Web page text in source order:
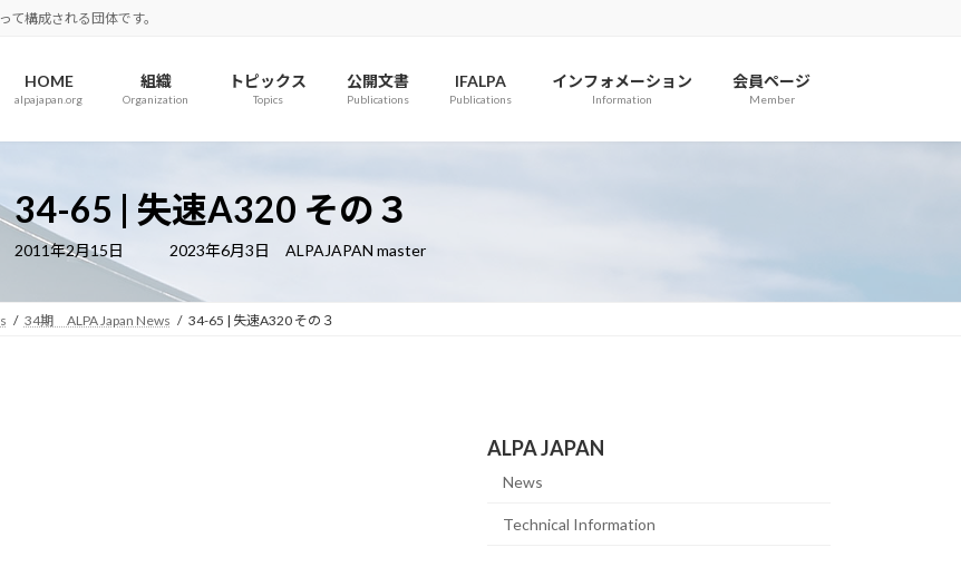
て構成される団体です。
HOME
alpajapan.org
組織
Organization
トピックス
Topics
公開文書
Publications
IFALPA
Publications
インフォメーション
Information
会員ページ
Member
34-65 | 失速A320 その３
2011年2月15日
最
新
日
時
2023年6月3日 ALPAJAPAN master
34期 ALPA Japan News 34-65 | 失速A320 その３
ALPA JAPAN
News
Technical Information